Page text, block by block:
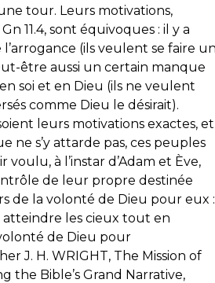
tour. Leurs motivations,
11.4, sont équivoques : il y a
(ils veulent se faire
être aussi un certain manque
soi et en Dieu (ils ne veulent
comme Dieu le désirait).
leurs motivations exactes, et
ne s’y attarde pas, ces peuples
voulu, à l’instar d’Adam et Ève,
de leur propre destinée
de la volonté de Dieu pour eux :
atteindre les cieux tout en
de Dieu pour
J. H. WRIGHT, The Mission of
the Bible’s Grand Narrative,